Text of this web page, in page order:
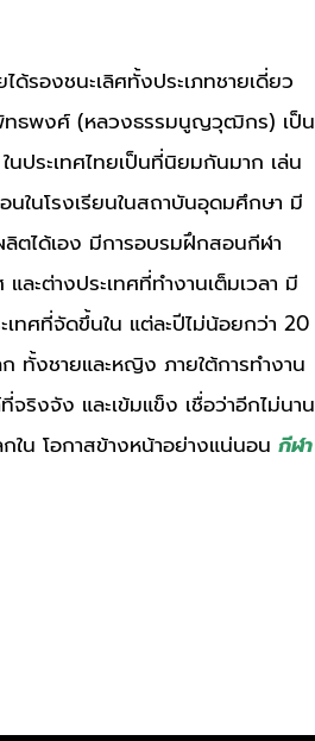
รองชนะเลิศทั้งประเภทชายเดี่ยว
ทธพงศ์ ​​(หลวงธรรมนูญวุฒิกร) เป็น
ประเทศไทยเป็นที่นิยมกันมาก เล่น
ในโรงเรียนในสถาบันอุดมศึกษา มี
ตได้เอง มีการอบรมฝึกสอนกีฬา
ะต่างประเทศที่ทำงานเต็มเวลา มี
ทศที่จัดขึ้นใน แต่ละปีไม่น้อยกว่า 20
ทั้งชายและหญิง ภายใต้การทำงาน
ริงจัง และเข้มแข็ง เชื่อว่าอีกไม่นาน
ใน โอกาสข้างหน้าอย่างแน่นอน กีฬา